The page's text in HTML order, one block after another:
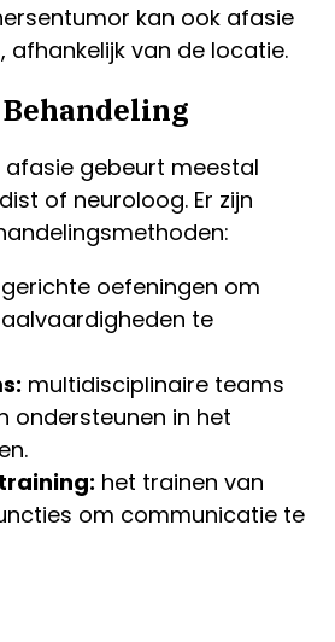
kan ook afasie
afhankelijk van de locatie.
afasie gebeurt meestal
of neuroloog. Er zijn
gerichte oefeningen om
te
multidisciplinaire teams
ondersteunen in het
het trainen van
om communicatie te